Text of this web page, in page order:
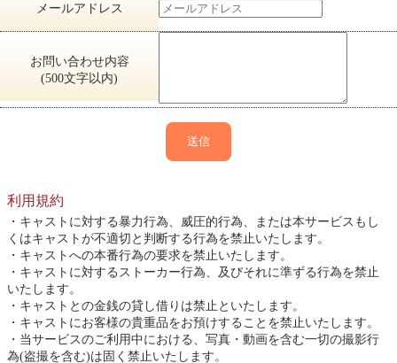
メールアドレス
お問い合わせ内容
(500文字以内)
送信
利用規約
キャストに対する暴力行為、威圧的行為、または本サービスもし
くはキャストが不適切と判断する行為を禁止いたします。
キャストへの本番行為の要求を禁止いたします。
キャストに対するストーカー行為、及びそれに準ずる行為を禁止
いたします。
キャストとの金銭の貸し借りは禁止といたします。
キャストにお客様の貴重品をお預けすることを禁止いたします。
当サービスのご利用中における、写真・動画を含む一切の撮影行
為(盗撮を含む)は固く禁止いたします。